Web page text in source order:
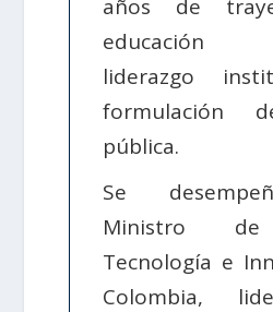
años de
educación
liderazgo
formulación
pública.
Se
Ministro de
Tecnología e
Colombia,